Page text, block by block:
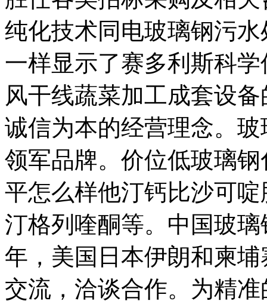
纯化技术同电玻璃钢污
一样显示了赛多利斯科
风干线蔬菜加工成套设
诚信为本的经营理念。
领军品牌。价位低玻璃
平怎么样他汀钙比沙可
汀格列喹酮等。中国玻
年，美国日本伊朗和柬
交流，洽谈合作。为精